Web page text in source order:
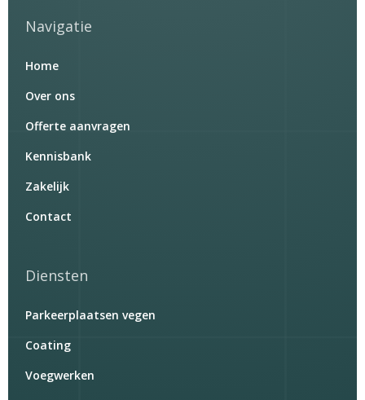
Navigatie
Home
Over ons
Offerte aanvragen
Kennisbank
Zakelijk
Contact
Diensten
Parkeerplaatsen vegen
Coating
Voegwerken